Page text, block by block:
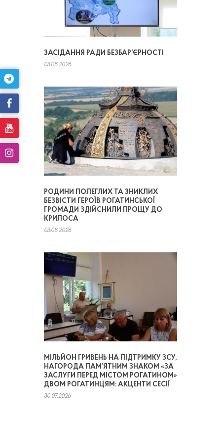
ЗАСІДАННЯ РАДИ БЕЗБАР’ЄРНОСТІ
03.08.2026
РОДИНИ ПОЛЕГЛИХ ТА ЗНИКЛИХ
БЕЗВІСТИ ГЕРОЇВ РОГАТИНСЬКОЇ
ГРОМАДИ ЗДІЙСНИЛИ ПРОЩУ ДО
КРИЛОСА
03.08.2026
МІЛЬЙОН ГРИВЕНЬ НА ПІДТРИМКУ ЗСУ,
НАГОРОДА ПАМ’ЯТНИМ ЗНАКОМ «ЗА
ЗАСЛУГИ ПЕРЕД МІСТОМ РОГАТИНОМ»
ДВОМ РОГАТИНЦЯМ: АКЦЕНТИ СЕСІЇ
30.07.2026